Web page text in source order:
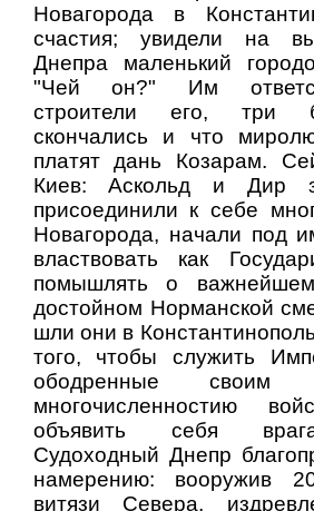
Новагорода в
счастия; увидели на
Днепра маленький
"Чей он?" Им
строители его, три
скончались и что
платят дань Козарам.
Киев: Аскольд и Дир
присоединили к себе
Новагорода, начали под
властвовать как
помышлять о важнейшем
достойном Норманской
шли они в
того, чтобы служить
ободренные
многочисленностию
объявить себя
Судоходный Днепр
намерению: вооружив
витязи Севера,